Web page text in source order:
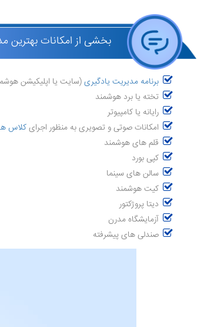
بخشی از امکانات بهترین
برنامه مدیریت یادگیری(سایت یا اپلیکیشن
تخته یا برد هوشمند
رایانه یا کامپیوتر
امکانات صوتی و تصویری به منظور اجرایکلاس
قلم های هوشمند
کپی بورد
سالن های سینما
کیت هوشمند
دیتا پروژکتور
آزمایشگاه مدرن
صندلی های پیشرفته